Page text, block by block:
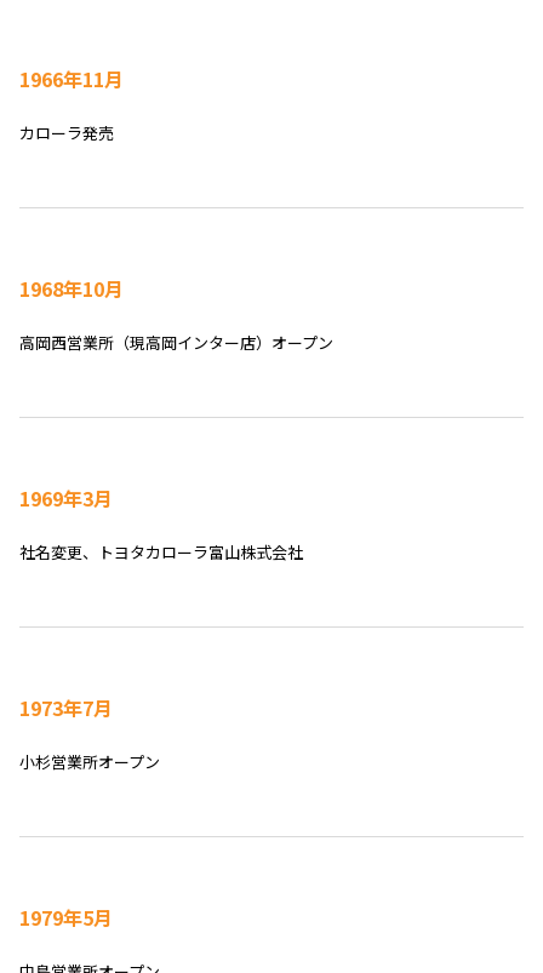
1966年11月
カローラ発売
1968年10月
高岡西営業所（現高岡インター店）オープン
1969年3月
社名変更、トヨタカローラ富山株式会社
1973年7月
小杉営業所オープン
1979年5月